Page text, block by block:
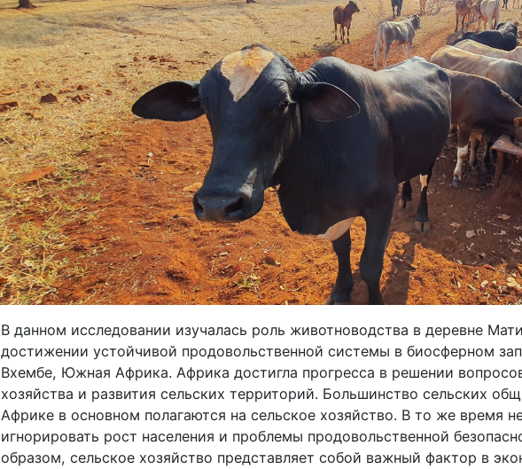
В данном исследовании изучалась роль животноводства в деревне
достижении устойчивой продовольственной системы в биосферном
Вхембе, Южная Африка. Африка достигла прогресса в решении
хозяйства и развития сельских территорий. Большинство сельских
Африке в основном полагаются на сельское хозяйство. В то же время
игнорировать рост населения и проблемы продовольственной
образом, сельское хозяйство представляет собой важный фактор в